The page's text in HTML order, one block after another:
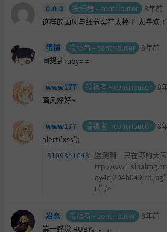
0.0.0 投稿者 - contributor 8年前
这样的画风与细节实在太棒了 太喜欢
蛋糕 投稿者 - contributor 8年前
同想到ruby= =
www177 投稿者 - contributor 8
画风好好~
www177 投稿者 - contributor 8
alert('xss');
3109341048: 监测到一只在野的大
ttp://
n" />
冶恋 投稿者 - contributor 8年前
第一感觉 RUBY。。。- -